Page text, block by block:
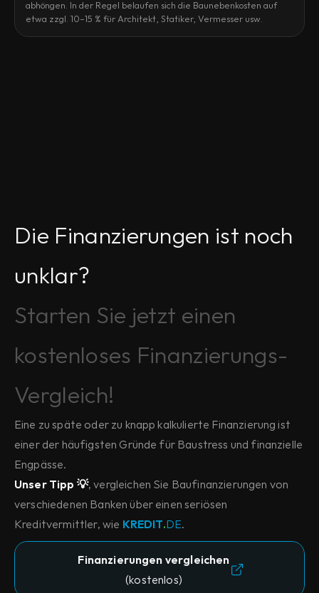
abhöngen. In der Regel belaufen sich die Baunebenkosten auf
etwa zzgl. 10–15 % für Architekt, Statiker, Vermesser usw.
Die Finanzierungen ist noch
unklar?
Starten Sie jetzt einen
kostenloses Finanzierungs-
Vergleich!
Eine zu späte oder zu knapp kalkulierte Finanzierung ist
einer der häufigsten Gründe für Baustress und finanzielle
Engpässe.
Unser Tipp 💡, vergleichen Sie Baufinanzierungen von
verschiedenen Banken über einen seriösen
Kreditvermittler, wie KREDIT.DE.
Finanzierungen vergleichen
(kostenlos)